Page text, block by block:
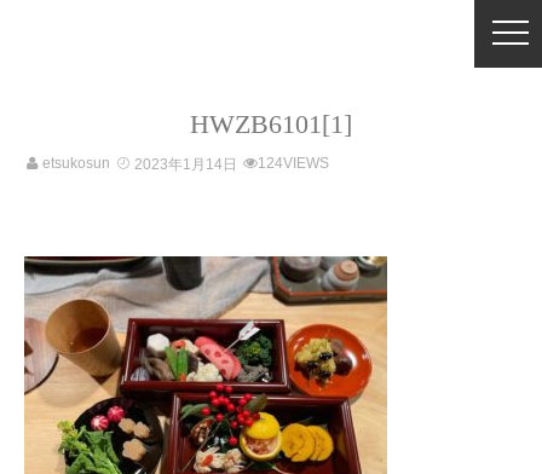
HWZB6101[1]
etsukosun 2023年1月14日 124VIEWS